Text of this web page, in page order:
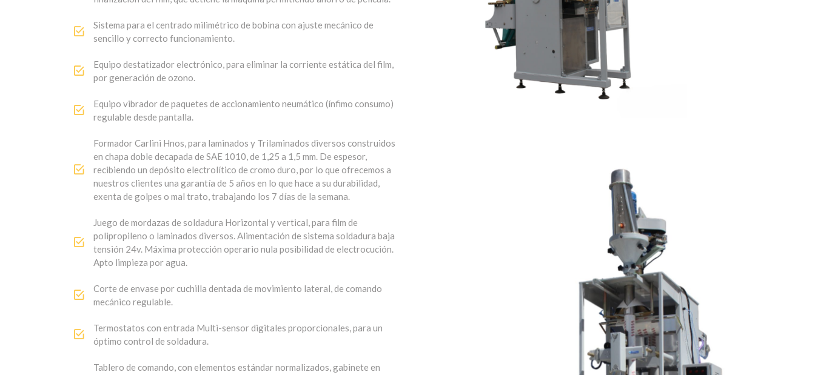
exclusivo sistema completamente mecánico, incorporando además sensor de
finalización del film, que detiene la maquina permitiendo ahorro de película.
Sistema para el centrado milimétrico de bobina con ajuste mecánico de
sencillo y correcto funcionamiento.
Equipo destatizador electrónico, para eliminar la corriente estática del film,
por generación de ozono.
Equipo vibrador de paquetes de accionamiento neumático (ínfimo consumo)
regulable desde pantalla.
Formador Carlini Hnos, para laminados y Trilaminados diversos construidos
en chapa doble decapada de SAE 1010, de 1,25 a 1,5 mm. De espesor,
nuestros clientes una garantía de 5 años en lo que hace a su durabilidad,
exenta de golpes o mal trato, trabajando los 7 días de la semana.
Juego de mordazas de soldadura Horizontal y vertical, para film de
tensión 24v. Máxima protección operario nula posibilidad de electrocución.
Apto limpieza por agua.
Corte de envase por cuchilla dentada de movimiento lateral, de comando
mecánico regulable.
Termostatos con entrada Multi-sensor digitales proporcionales, para un